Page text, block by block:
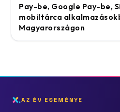
Pay-be, Google Pay-be,
mobiltárca
Magyarországon
AZ ÉV ESEMÉNYE